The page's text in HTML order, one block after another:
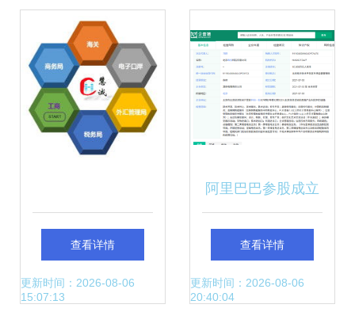
度分析
查看详情
更新时间：2026-08-06
15:07:13
阿里巴巴参股成立
北京政务科技公司
左手数据右手安
查看详情
更新时间：2026-08-06
20:40:04